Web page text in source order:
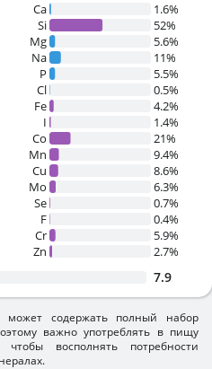
Ca
1.6%
Si
52%
Mg
5.6%
Na
11%
P
5.5%
Cl
0.5%
Fe
4.2%
I
1.4%
Co
21%
Mn
9.4%
Cu
8.6%
Mo
6.3%
Se
0.7%
F
0.4%
Cr
5.9%
Zn
2.7%
7.9
может содержать полный набор
важно употреблять в пищу
чтобы восполнять потребности